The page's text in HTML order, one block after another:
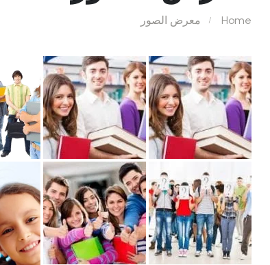
Home معرض الصور